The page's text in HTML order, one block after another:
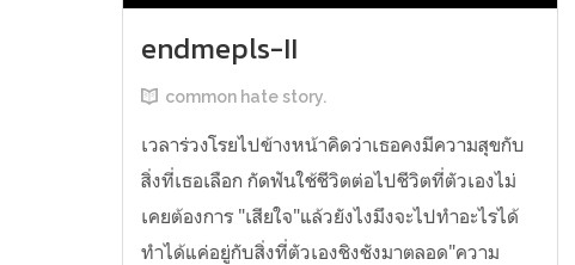
endmepls-II
common hate story.
เวลาร่วงโรยไปข้างหน้าคิดว่าเธอคงมีความสุขกับ
สิ่งที่เธอเลือก กัดฟันใช้ชีวิตต่อไปชีวิตที่ตัวเองไม่
เคยต้องการ "เสียใจ"แล้วยังไงมึงจะไปทำอะไรได้
ทำได้แค่อยู่กับสิ่งที่ตัวเองชิงชังมาตลอด"ความ